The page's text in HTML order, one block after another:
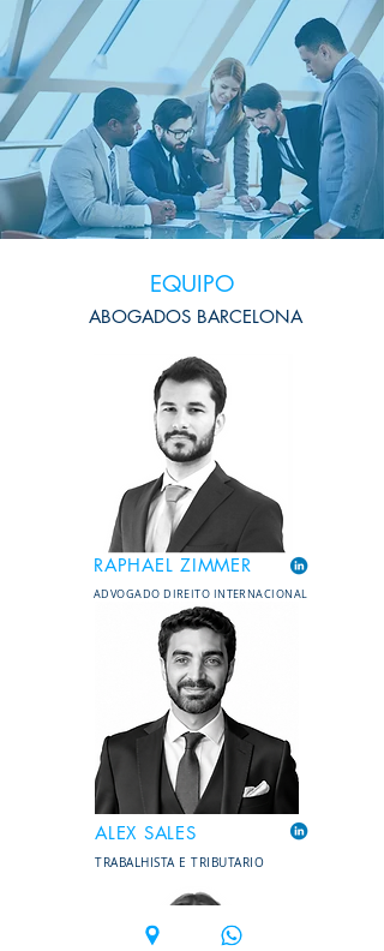
EQUIPO
ABOGADOS BARCELONA
RAPHAEL ZIMMER
ADVOGADO DIREITO INTERNACIONAL
ALEX SALES
TRABALHISTA E TRIBUTARIO